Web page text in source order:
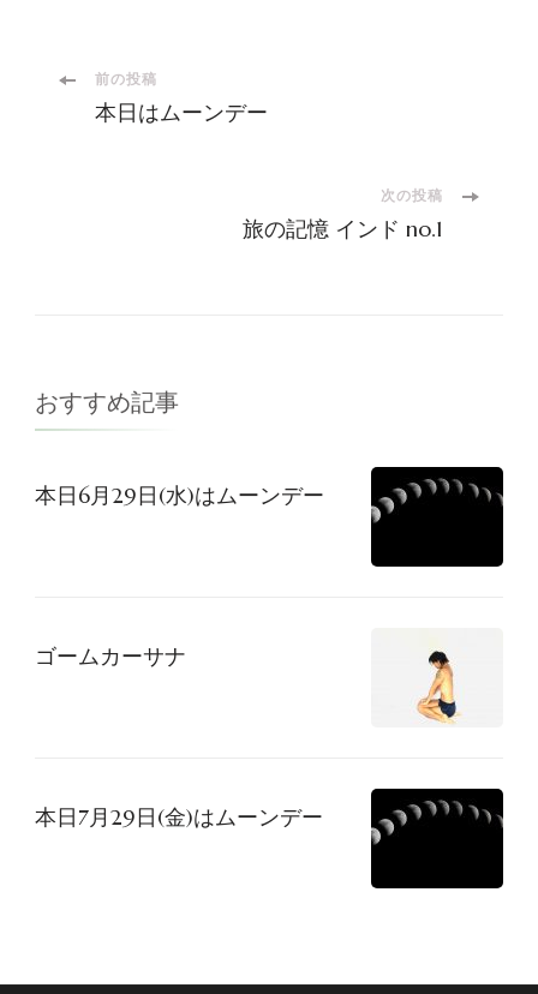
投
ー
ョ
前の投稿
本日はムーンデー
次の投稿
旅の記憶 インド no.1
おすすめ記事
本日6月29日(水)はムーンデー
ゴームカーサナ
本日7月29日(金)はムーンデー